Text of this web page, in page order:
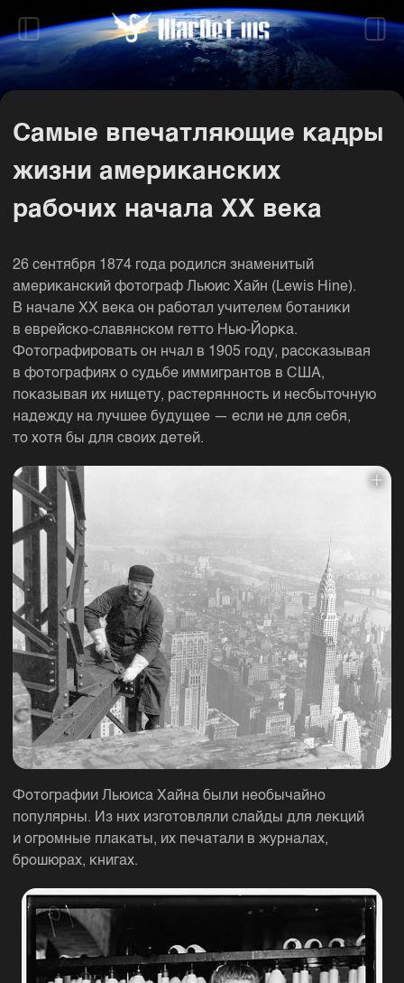
Cамые впечатляющие кадры
жизни американских
рабочих начала XX века
26 сентября 1874 года родился знаменитый
американский фотограф Льюис Хайн (Lewis Hine).
В начале XX века он работал учителем ботаники
в еврейско-славянском гетто Нью-Йорка.
Фотографировать он нчал в 1905 году, рассказывая
в фотографиях о судьбе иммигрантов в США,
показывая их нищету, растерянность и несбыточную
надежду на лучшее будущее — если не для себя,
то хотя бы для своих детей.
Фотографии Льюиса Хайна были необычайно
популярны. Из них изготовляли слайды для лекций
и огромные плакаты, их печатали в журналах,
брошюрах, книгах.